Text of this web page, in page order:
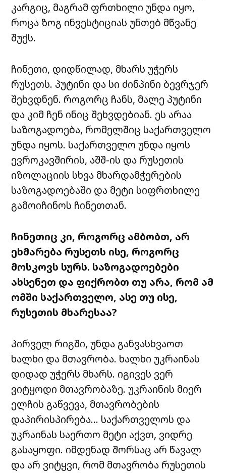
კარგიც, მაგრამ ფრთხილი უნდა იყო,
როცა ზოგ ინვესტიციას უნთებ მწვანე
შუქს.
ჩინეთი, დიდწილად, მხარს უჭერს
რუსეთს. პუტინი და სი ძინპინი ბევრჯერ
შეხვდნენ. როგორც ჩანს, მალე პუტინი
და კიმ ჩენ ინიც შეხვდებიან. ეს არაა
საზოგადოება, რომელშიც საქართველო
უნდა იყოს. საქართველო უნდა იყოს
ევროკავშირის, აშშ-ის და რუსეთის
იზოლაციის სხვა მხარდამჭერების
საზოგადოებაში და მეტი სიფრთხილე
გამოიჩინოს ჩინეთთან.
ჩინეთიც კი, როგორც ამბობთ, არ
ეხმარება რუსეთს ისე, როგორც
მოსკოვს სურს. საზოგადოებები
ახსენეთ და ფიქრობთ თუ არა, რომ ამ
ომში საქართველო, ასე თუ ისე,
რუსეთის მხარესაა?
პირველ რიგში, უნდა განვასხვაოთ
ხალხი და მთავრობა. ხალხი უკრაინას
დიდად უჭერს მხარს. იგივეს ვერ
ვიტყოდი მთავრობაზე. უკრაინის მიერ
ელჩის გაწვევა, მთავრობების
დაპირისპირება… საქართველოს და
უკრაინას საერთო მეტი აქვთ, ვიდრე
გასაყოფი. იმდენად შორსაც არ წავალ
და არ ვიტყვი, რომ მთავრობა რუსეთის